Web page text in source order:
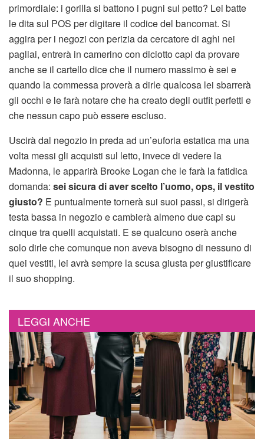
primordiale: i gorilla si battono i pugni sul petto? Lei batte
le dita sul POS per digitare il codice del bancomat. Si
aggira per i negozi con perizia da cercatore di aghi nei
pagliai, entrerà in camerino con diciotto capi da provare
anche se il cartello dice che il numero massimo è sei e
quando la commessa proverà a dirle qualcosa lei sbarrerà
gli occhi e le farà notare che ha creato degli outfit perfetti e
che nessun capo può essere escluso.
Uscirà dal negozio in preda ad un’euforia estatica ma una
volta messi gli acquisti sul letto, invece di vedere la
Madonna, le apparirà Brooke Logan che le farà la fatidica
domanda: sei sicura di aver scelto l’uomo, ops, il vestito
giusto? E puntualmente tornerà sui suoi passi, si dirigerà
testa bassa in negozio e cambierà almeno due capi su
cinque tra quelli acquistati. E se qualcuno oserà anche
solo dirle che comunque non aveva bisogno di nessuno di
quei vestiti, lei avrà sempre la scusa giusta per giustificare
il suo shopping.
LEGGI ANCHE